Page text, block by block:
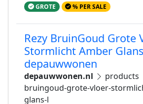
GROTE % PER SALE
Rezy BruinGoud Grote
Stormlicht Amber
depauwwonen
depauwwonen.nl products
bruingoud-grote-vloer-
glans-l